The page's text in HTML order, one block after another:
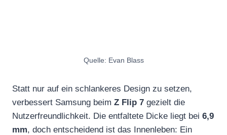
Quelle: Evan Blass
Statt nur auf ein schlankeres Design zu setzen,
verbessert Samsung beim Z Flip 7 gezielt die
Nutzerfreundlichkeit. Die entfaltete Dicke liegt bei 6,9
mm, doch entscheidend ist das Innenleben: Ein